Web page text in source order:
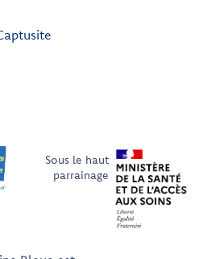
Sous le haut
parrainage